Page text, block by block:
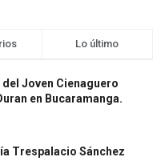
Lo último
Joven Cienaguero
en Bucaramanga.
Trespalacio Sánchez